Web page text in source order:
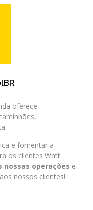
oferece
e fomentar a
os clientes Watt.
nossas operações e
nossos clientes!